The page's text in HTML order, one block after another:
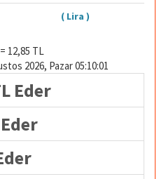
( Lira )
12,85 TL
2026, Pazar 05:10:01
Eder